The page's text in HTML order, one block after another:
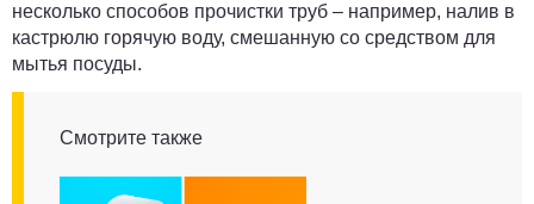
несколько способов прочистки труб – например, налив в
кастрюлю горячую воду, смешанную со средством для
мытья посуды.
Смотрите также